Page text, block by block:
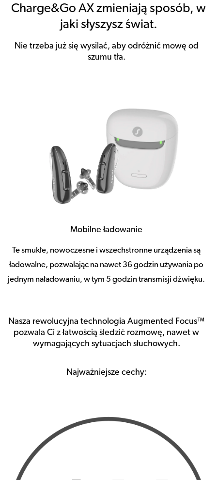
Charge&Go AX zmieniają sposób, w
jaki słyszysz świat.
Nie trzeba już się wysilać, aby odróżnić mowę od
szumu tła.
Mobilne ładowanie
Te smukłe, nowoczesne i wszechstronne urządzenia są
ładowalne, pozwalając na nawet 36 godzin używania po
jednym naładowaniu, w tym 5 godzin transmisji dźwięku.
Nasza rewolucyjna technologia Augmented Focus™
pozwala Ci z łatwością śledzić rozmowę, nawet w
wymagających sytuacjach słuchowych.
Najważniejsze cechy: